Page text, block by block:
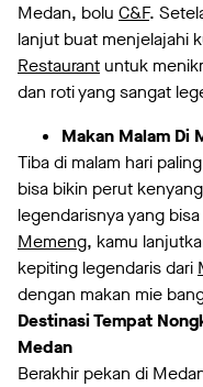
Medan, bolu C&F.
lanjut buat menjelajahi
Restaurantuntuk
dan roti yang sangat
Makan Malam Di
Tiba di malam hari
bisa bikin perut
legendarisnya yang
Memeng, kamu
kepiting legendaris dari
dengan makan mie
Destinasi Tempat
Medan
Berakhir pekan di